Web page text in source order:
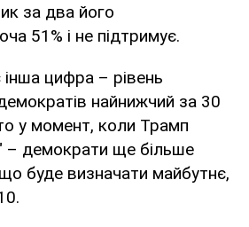
за два його
51% і не підтримує.
цифра – рівень
найнижчий за 30
у момент, коли Трамп
– демократи ще більше
буде визначати майбутнє,